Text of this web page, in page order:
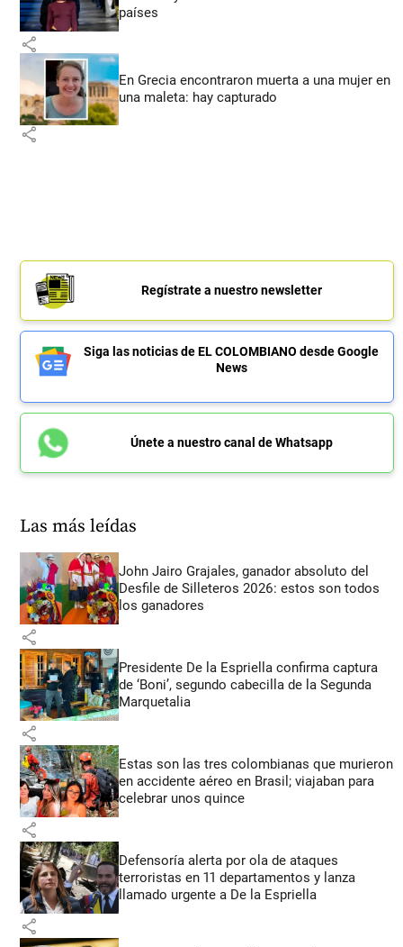
países
share
En Grecia encontraron muerta a una mujer en
una maleta: hay capturado
share
Regístrate a nuestro newsletter
Siga las noticias de EL COLOMBIANO desde Google
News
Únete a nuestro canal de Whatsapp
Las más leídas
John Jairo Grajales, ganador absoluto del
Desfile de Silleteros 2026: estos son todos
los ganadores
share
Presidente De la Espriella confirma captura
de ‘Boni’, segundo cabecilla de la Segunda
Marquetalia
share
Estas son las tres colombianas que murieron
en accidente aéreo en Brasil; viajaban para
celebrar unos quince
share
Defensoría alerta por ola de ataques
terroristas en 11 departamentos y lanza
llamado urgente a De la Espriella
share